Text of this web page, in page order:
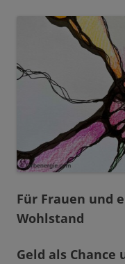
Für Frauen und
Wohlstand
Geld als